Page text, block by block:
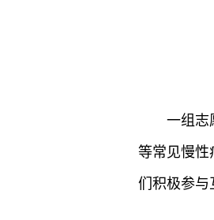
一组志
等常见慢性
们积极参与